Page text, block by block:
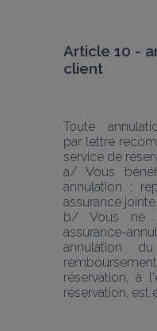
Article 10 -
client
Toute
par lettre
service de
a/ Vous
annulation :
assurance jointe.
b/ Vous ne
assurance-
annulation
réservation, à
réservation, est